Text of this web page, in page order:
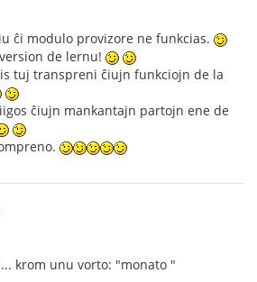
ĉi modulo provizore ne funkcias.
de lernu!
tuj transpreni ĉiujn funkciojn de la
ĉiujn mankantajn partojn ene de
krom unu vorto: "monato "